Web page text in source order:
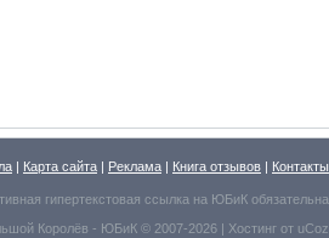
время планируется возведение наземного
забор у них дешевле регулируемого наземного
| Карта сайта | Реклама | Книга отзывов | Контакты
гипертекстовая ссылка на ЮБиК обязательна
Королёв - ЮБиК © 2007-2026 | Хостинг от uCoz